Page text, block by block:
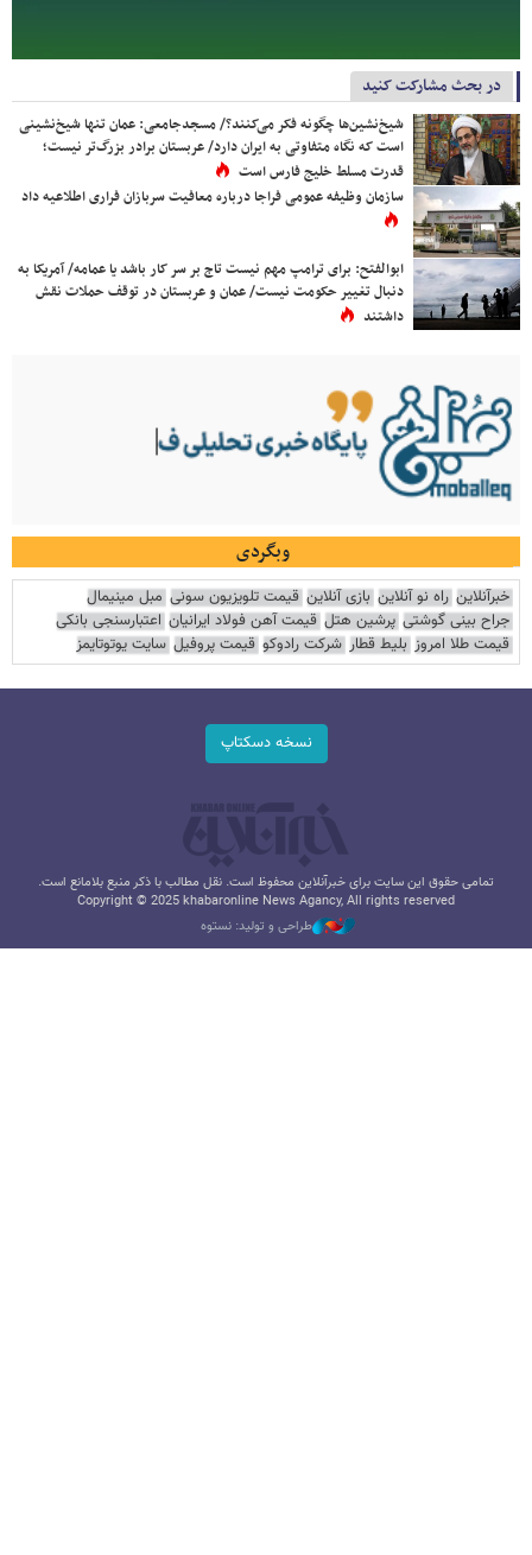
در بحث مشارکت کنید
شیخ‌نشین‌ها چگونه فکر می‌کنند؟/ مسجدجامعی: عمان تنها شیخ‌نشینی
است که نگاه متفاوتی به ایران دارد/ عربستان برادر بزرگ‌تر نیست؛
قدرت مسلط خلیج فارس است
سازمان وظیفه عمومی فراجا درباره معافیت سربازان فراری اطلاعیه داد
ابوالفتح: برای ترامپ مهم نیست تاج بر سر کار باشد یا عمامه/ آمریکا به
دنبال تغییر حکومت نیست/ عمان و عربستان در توقف حملات نقش
داشتند
وبگردی
خبرآنلاین راه نو آنلاین بازی آنلاین قیمت تلویزیون سونی مبل مینیمال
جراح بینی گوشتی پرشین هتل قیمت آهن فولاد ایرانیان اعتبارسنجی بانکی
قیمت طلا امروز بلیط قطار شرکت رادوکو قیمت پروفیل سایت یوتوتایمز
نسخه دسکتاپ
تمامی حقوق این سایت برای خبرآنلاین محفوظ است. نقل مطالب با ذکر منبع بلامانع است.
Copyright © 2025 khabaronline News Agancy, All rights reserved
طراحی و تولید: نستوه